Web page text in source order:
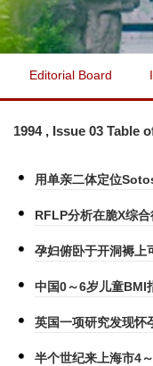
Editorial Board
1994 , Issue 03 Table
用单亲二体定位
RFLP分析在脆X综
孕妇俯卧于开洞褥上
中国0～6岁儿童BMI
英国一项研究发现怀
半个世纪来上海市4